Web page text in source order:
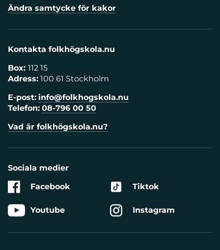
Ändra samtycke för kakor
Kontakta folkhögskola.nu
Box: 112 15
Adress: 100 61 Stockholm
E-post: info@folkhogskola.nu
Telefon: 08-796 00 50
Vad är folkhögskola.nu?
Sociala medier
Facebook
Youtube
Tiktok
Instagram